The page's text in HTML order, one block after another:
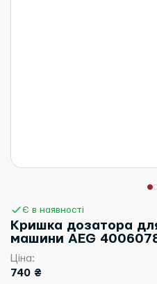
Є в наявності
Кришка дозатора
машини AEG
Ціна:
740 ₴